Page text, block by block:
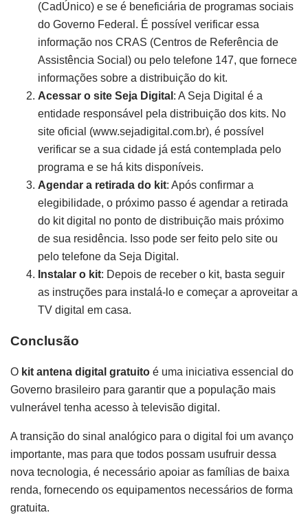
(CadÚnico) e se é beneficiária de programas sociais
do Governo Federal. É possível verificar essa
informação nos CRAS (Centros de Referência de
Assistência Social) ou pelo telefone 147, que fornece
informações sobre a distribuição do kit.
Acessar o site Seja Digital : A Seja Digital é a
entidade responsável pela distribuição dos kits. No
site oficial (www.sejadigital.com.br), é possível
verificar se a sua cidade já está contemplada pelo
programa e se há kits disponíveis.
Agendar a retirada do kit: Após confirmar a
elegibilidade, o próximo passo é agendar a retirada
do kit digital no ponto de distribuição mais próximo
de sua residência. Isso pode ser feito pelo site ou
pelo telefone da Seja Digital.
Instalar o kit: Depois de receber o kit, basta seguir
as instruções para instalá-lo e começar a aproveitar a
TV digital em casa.
Conclusão
O kit antena digital gratuito é uma iniciativa essencial do
Governo brasileiro para garantir que a população mais
vulnerável tenha acesso à televisão digital.
A transição do sinal analógico para o digital foi um avanço
importante, mas para que todos possam usufruir dessa
nova tecnologia, é necessário apoiar as famílias de baixa
renda, fornecendo os equipamentos necessários de forma
gratuita.